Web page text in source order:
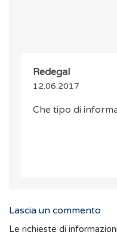
Redegal
12.06.2017
Che tipo di
Lascia un commento
Le richieste di